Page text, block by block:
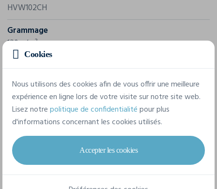
HVW102CH
Grammage
120 g/m²
Composition
100% Polyester
3 tailles disponibles
Cookies
Nous utilisons des cookies afin de vous offrir une meilleure
expérience en ligne lors de votre visite sur notre site web.
Lisez notrepolitique de confidentialitépour plus
d'informations concernant les cookies utilisés.
Accepter les cookies